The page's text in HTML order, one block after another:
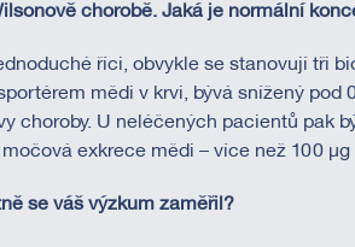
chorobě. Jaká je normální
říci, obvykle se stanovují tři
mědi v krvi, bývá snížený pod
choroby. U neléčených pacientů pak
exkrece mědi – více než 100 µg
se váš výzkum zaměřil?